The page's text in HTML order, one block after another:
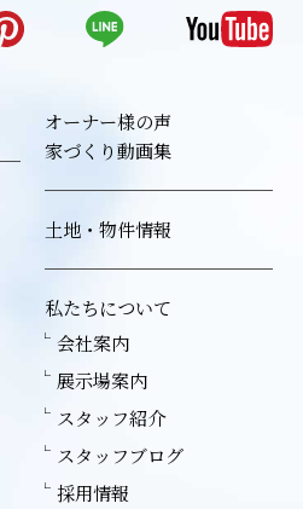
オーナー様の声
家づくり動画集
土地・物件情報
私たちについて
会社案内
展示場案内
スタッフ紹介
スタッフブログ
採用情報